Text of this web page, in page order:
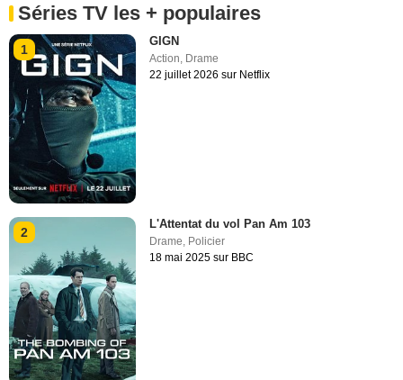
Séries TV les + populaires
1
GIGN
Action Drame
22 juillet 2026 sur Netflix
2
L'Attentat du vol Pan Am 103
Drame, Policier
18 mai 2025 sur BBC